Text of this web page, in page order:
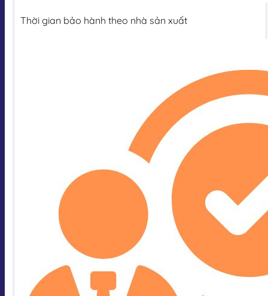
Thời gian bảo hành theo nhà sản xuất